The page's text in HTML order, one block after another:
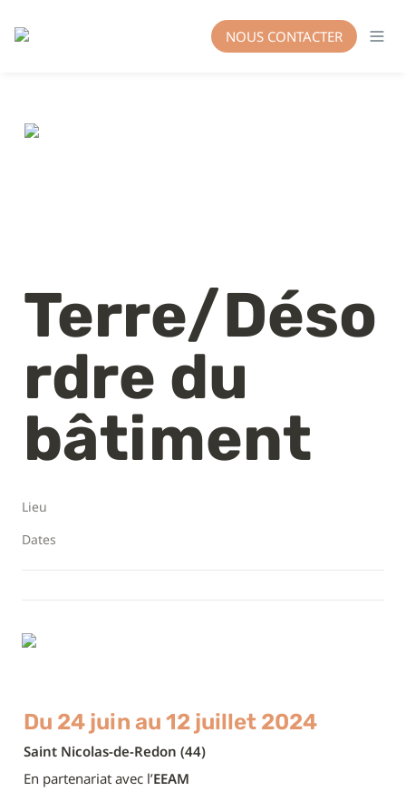
NOUS CONTACTER
Terre/Déso
rdre du
bâtiment
Lieu
Dates
Du 24 juin au 12 juillet 2024
Saint Nicolas-de-Redon (44)
En partenariat avec l’EEAM